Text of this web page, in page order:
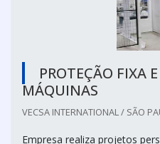
PROTEÇÃO FIXA
MÁQUINAS
VECSA INTERNATIONAL / SÃO
Empresa realiza projetos